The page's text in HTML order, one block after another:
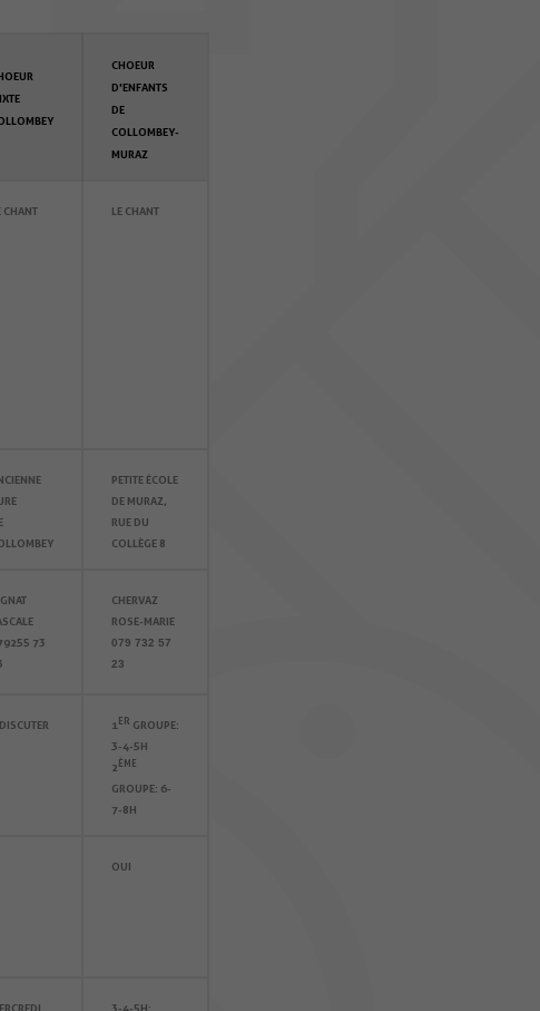
CHOEUR
D'ENFANTS
DE
COLLOMBEY-
MURAZ
CHANT LE CHANT
PETITE ÉCOLE
DE MURAZ,
RUE DU
COLLÈGE 8
255 73
CHERVAZ
ROSE-MARIE
079 732 57
23
1 ER GROUPE :
3-4-5H
2 ÈME
GROUPE : 6-
7-8H
OUI
3-4-5H :